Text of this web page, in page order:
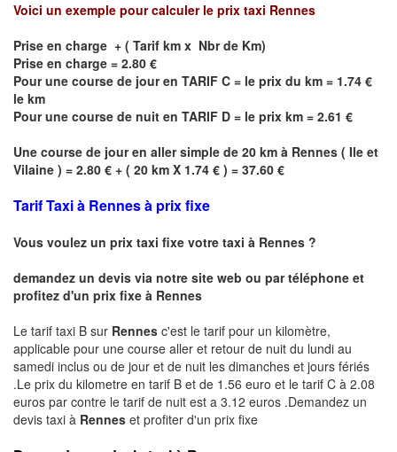
Voici un exemple pour calculer le prix taxi Rennes
Prise en charge + ( Tarif km x Nbr de Km)
Prise en charge = 2.80 €
Pour une course de jour en TARIF C = le prix du km = 1.74 €
le km
Pour une course de nuit en TARIF D = le prix km = 2.61 €
Une course de jour en aller simple de 20 km à Rennes ( Ile et
Vilaine ) = 2.80 € + ( 20 km X 1.74 € ) = 37.60 €
Tarif Taxi à Rennes à prix fixe
Vous voulez un prix taxi fixe votre taxi à Rennes ?
demandez un devis via notre site web ou par téléphone et
profitez d'un prix fixe à Rennes
Le tarif taxi B sur Rennes c'est le tarif pour un kilomètre,
applicable pour une course aller et retour de nuit du lundi au
samedi inclus ou de jour et de nuit les dimanches et jours fériés
.Le prix du kilometre en tarif B et de 1.56 euro et le tarif C à 2.08
euros par contre le tarif de nuit est a 3.12 euros .Demandez un
devis taxi à Rennes et profiter d'un prix fixe